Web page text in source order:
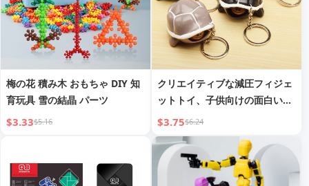
梅の花 積み木 おもちゃ DIY 知
育玩具 雪の結晶 パーツ
$3.33$5.16
クリエイティブな減圧フィジェ
ットトイ、子供向けの面白いノ
ベルティカメハンドトイ、握
る、つまむ、発散、絞る
$3.75$6.24